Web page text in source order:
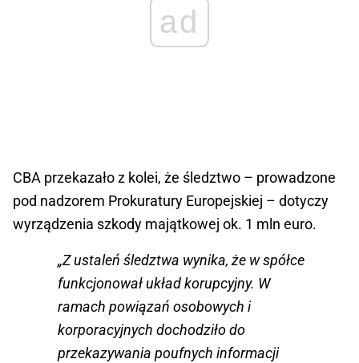
ad
CBA przekazało z kolei, że śledztwo – prowadzone
pod nadzorem Prokuratury Europejskiej – dotyczy
wyrządzenia szkody majątkowej ok. 1 mln euro.
„Z ustaleń śledztwa wynika, że w spółce
funkcjonował układ korupcyjny. W
ramach powiązań osobowych i
korporacyjnych dochodziło do
przekazywania poufnych informacji